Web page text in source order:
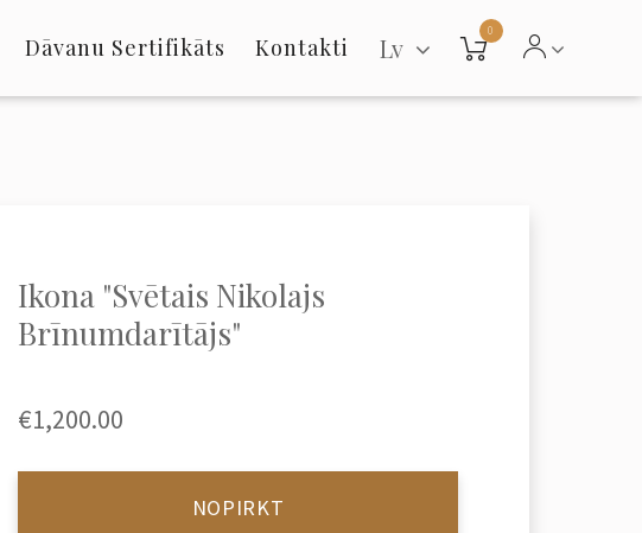
Dāvanu Sertifikāts Kontakti Lv
0
Ikona "Svētais Nikolajs
Brīnumdarītājs"
€1,200.00
NOPIRKT